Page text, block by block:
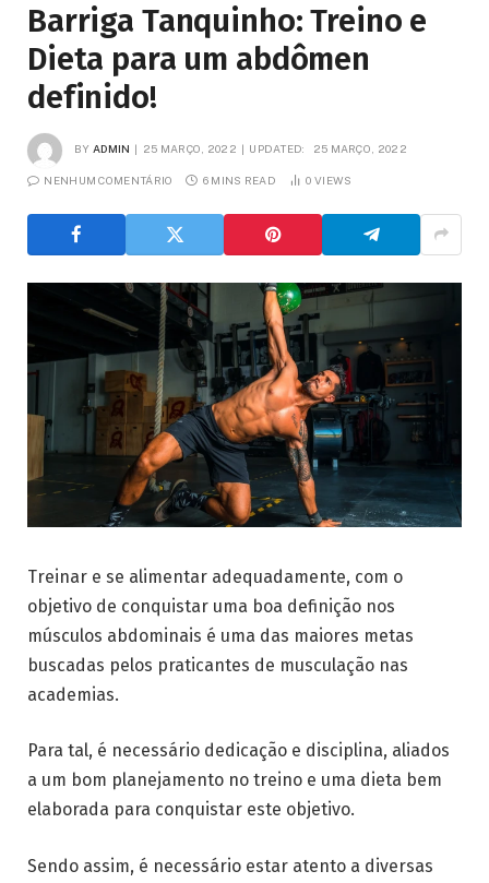
Barriga Tanquinho: Treino e
Dieta para um abdômen
definido!
BY ADMIN 25 MARÇO, 2022 UPDATED: 25 MARÇO, 2022
NENHUM COMENTÁRIO 6 MINS READ 0 VIEWS
Treinar e se alimentar adequadamente, com o
objetivo de conquistar uma boa definição nos
músculos abdominais é uma das maiores metas
buscadas pelos praticantes de musculação nas
academias.
Para tal, é necessário dedicação e disciplina, aliados
a um bom planejamento no treino e uma dieta bem
elaborada para conquistar este objetivo.
Sendo assim, é necessário estar atento a diversas